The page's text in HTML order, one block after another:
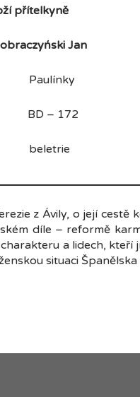
přítelkyně
Jan
BD – 172
z Ávily, o její
díle – reformě
a lidech, kteří
situaci Španělska